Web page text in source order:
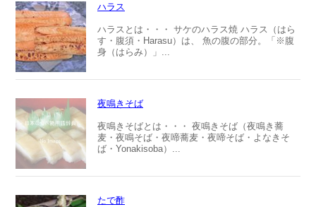
ハラス
ハラスとは・・・ サケのハラス焼 ハラス（はら
す・腹須・Harasu）は、 魚の腹の部分。「※腹
身（はらみ）」...
夜鳴きそば
夜鳴きそばとは・・・ 夜鳴きそば（夜鳴き蕎
麦・夜鳴そば・夜啼蕎麦・夜啼そば・よなきそ
ば・Yonakisoba）...
たで酢